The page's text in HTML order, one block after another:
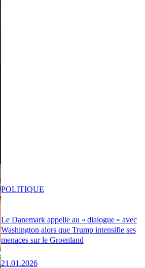
Le Danemark appelle au « dialogue » avec
Washington alors que Trump intensifie ses
menaces sur le Groenland
21.01.2026
POLITIQUE